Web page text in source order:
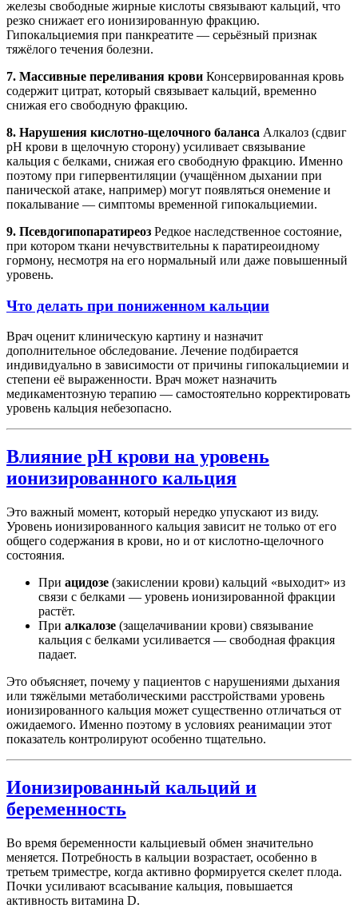
железы свободные жирные кислоты связывают кальций, что
резко снижает его ионизированную фракцию.
Гипокальциемия при панкреатите — серьёзный признак
тяжёлого течения болезни.
7. Массивные переливания крови Консервированная кровь
содержит цитрат, который связывает кальций, временно
снижая его свободную фракцию.
8. Нарушения кислотно-щелочного баланса Алкалоз (сдвиг
pH крови в щелочную сторону) усиливает связывание
кальция с белками, снижая его свободную фракцию. Именно
поэтому при гипервентиляции (учащённом дыхании при
панической атаке, например) могут появляться онемение и
покалывание — симптомы временной гипокальциемии.
9. Псевдогипопаратиреоз Редкое наследственное состояние,
при котором ткани нечувствительны к паратиреоидному
гормону, несмотря на его нормальный или даже повышенный
уровень.
Что делать при пониженном кальции
Врач оценит клиническую картину и назначит
дополнительное обследование. Лечение подбирается
индивидуально в зависимости от причины гипокальциемии и
степени её выраженности. Врач может назначить
медикаментозную терапию — самостоятельно корректировать
уровень кальция небезопасно.
Влияние pH крови на уровень
ионизированного кальция
Это важный момент, который нередко упускают из виду.
Уровень ионизированного кальция зависит не только от его
общего содержания в крови, но и от кислотно-щелочного
состояния.
При ацидозе (закислении крови) кальций «выходит» из
связи с белками — уровень ионизированной фракции
растёт.
При алкалозе (защелачивании крови) связывание
кальция с белками усиливается — свободная фракция
падает.
Это объясняет, почему у пациентов с нарушениями дыхания
или тяжёлыми метаболическими расстройствами уровень
ионизированного кальция может существенно отличаться от
ожидаемого. Именно поэтому в условиях реанимации этот
показатель контролируют особенно тщательно.
Ионизированный кальций и
беременность
Во время беременности кальциевый обмен значительно
меняется. Потребность в кальции возрастает, особенно в
третьем триместре, когда активно формируется скелет плода.
Почки усиливают всасывание кальция, повышается
активность витамина D.